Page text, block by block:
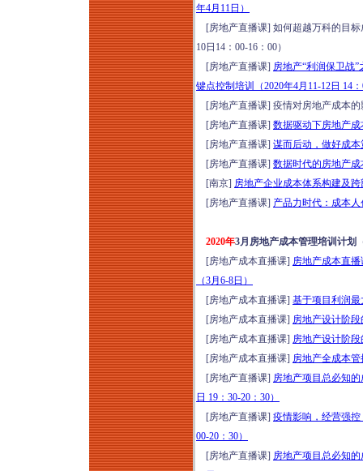
年4月11日）
[房地产直播课] 如何超越万科的目标
10日14：00-16：00）
[房地产直播课] 房地产“利润保卫战
键点控制培训（2020年4月11-12日 14
[房地产直播课] 疫情对房地产成本的
[房地产直播课] 数据驱动下房地产成
[房地产直播课] 谋而后动，做好成本
[房地产直播课] 数据时代的房地产
[南京] 房地产企业成本体系构建及
[房地产直播课] 产品力时代：成本人
2020年3月房地产成本管理培训计划
[房地产成本直播课] 房地产成本直
（3月6-8日）
[房地产成本直播课] 基于项目利润最
[房地产成本直播课] 房地产设计阶
[房地产成本直播课] 房地产设计阶段
[房地产成本直播课] 房地产全成本管
[房地产直播课] 房地产项目总必知
日 19：30-20：30）
[房地产直播课] 疫情影响，经营强控
00-20：30）
[房地产直播课] 房地产项目总必知